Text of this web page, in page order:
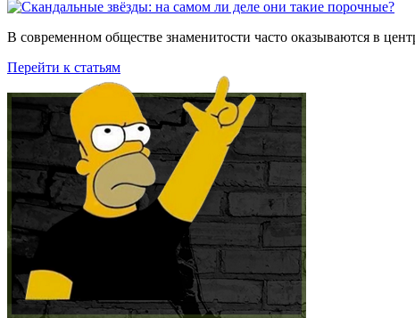
В современном обществе знаменитости часто оказываются в
Перейти к статьям